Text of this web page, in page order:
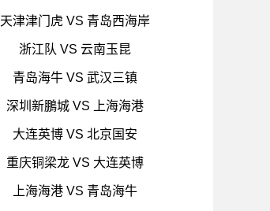
天津津门虎 VS 青岛西海岸
浙江队 VS 云南玉昆
青岛海牛 VS 武汉三镇
深圳新鵬城 VS 上海海港
大连英博 VS 北京国安
重庆铜梁龙 VS 大连英博
上海海港 VS 青岛海牛